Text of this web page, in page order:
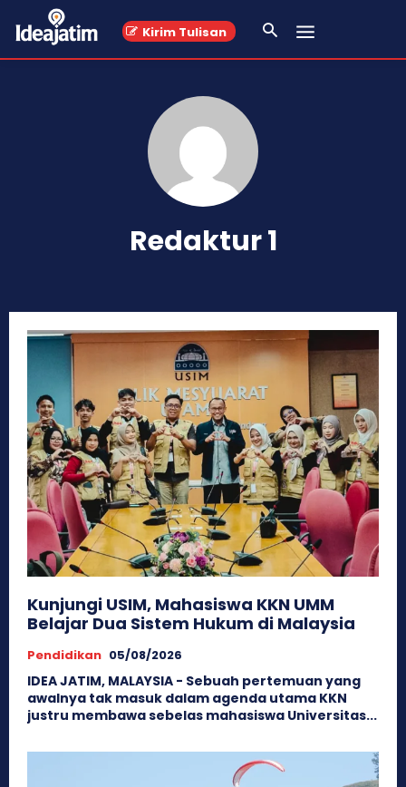
Kirim Tulisan
Redaktur 1
Kunjungi USIM, Mahasiswa KKN UMM
Belajar Dua Sistem Hukum di Malaysia
Pendidikan 05/08/2026
IDEA JATIM, MALAYSIA - Sebuah pertemuan yang
awalnya tak masuk dalam agenda utama KKN
justru membawa sebelas mahasiswa Universitas...